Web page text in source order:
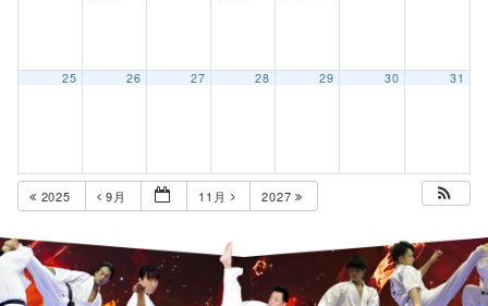
25 26 27 28 29 30 31
2025 9月 11月 2027